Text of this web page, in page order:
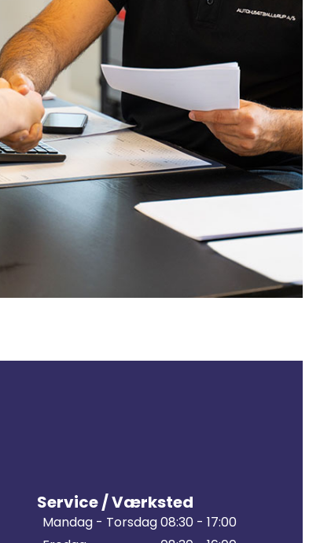
Service / Værksted
Mandag - Torsdag08:30 - 17:00